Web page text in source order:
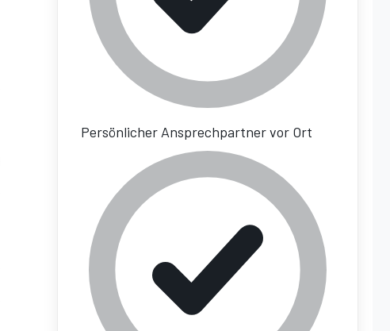
Persönlicher Ansprechpartner vor Ort